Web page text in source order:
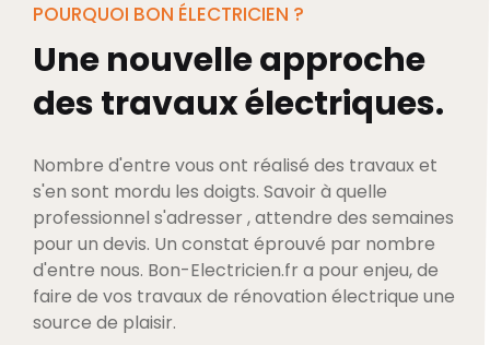
POURQUOI BON ÉLECTRICIEN ?
Une nouvelle approche
des travaux électriques.
Nombre d'entre vous ont réalisé des travaux et
s'en sont mordu les doigts. Savoir à quelle
professionnel s'adresser , attendre des semaines
pour un devis. Un constat éprouvé par nombre
d'entre nous. Bon-Electricien.fr a pour enjeu, de
faire de vos travaux de rénovation électrique une
source de plaisir.